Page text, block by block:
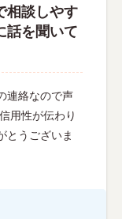
相談しやす
話を聞いて
連絡なので声
用性が伝わり
とうございま